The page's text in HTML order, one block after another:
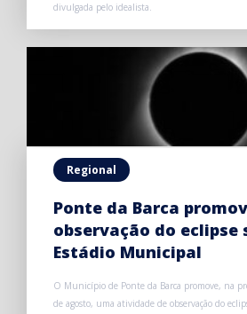
divulgada pelo idealista.
Regional
Ponte da Barca
observação do eclipse
Estádio Municipal
O Município de Ponte da Barca promove, na
de agosto, uma atividade de observação do